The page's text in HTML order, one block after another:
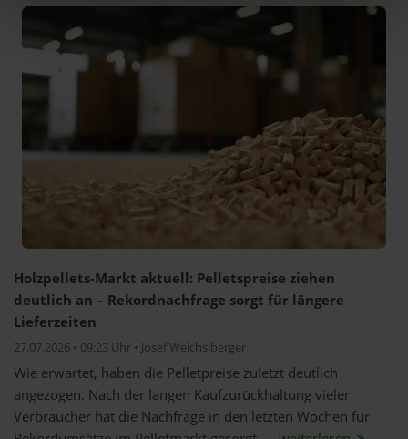
Holzpellets-Markt aktuell: Pelletspreise ziehen
deutlich an – Rekordnachfrage sorgt für längere
Lieferzeiten
27.07.2026 • 09:23 Uhr • Josef Weichslberger
Wie erwartet, haben die Pelletpreise zuletzt deutlich
angezogen. Nach der langen Kaufzurückhaltung vieler
Verbraucher hat die Nachfrage in den letzten Wochen für